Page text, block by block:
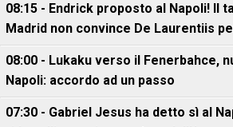
08:15 - Endrick proposto al Napoli! Il
Madrid non convince De Laurentiis
08:00 - Lukaku verso il Fenerbahce,
Napoli: accordo ad un passo
07:30 - Gabriel Jesus ha detto sì al